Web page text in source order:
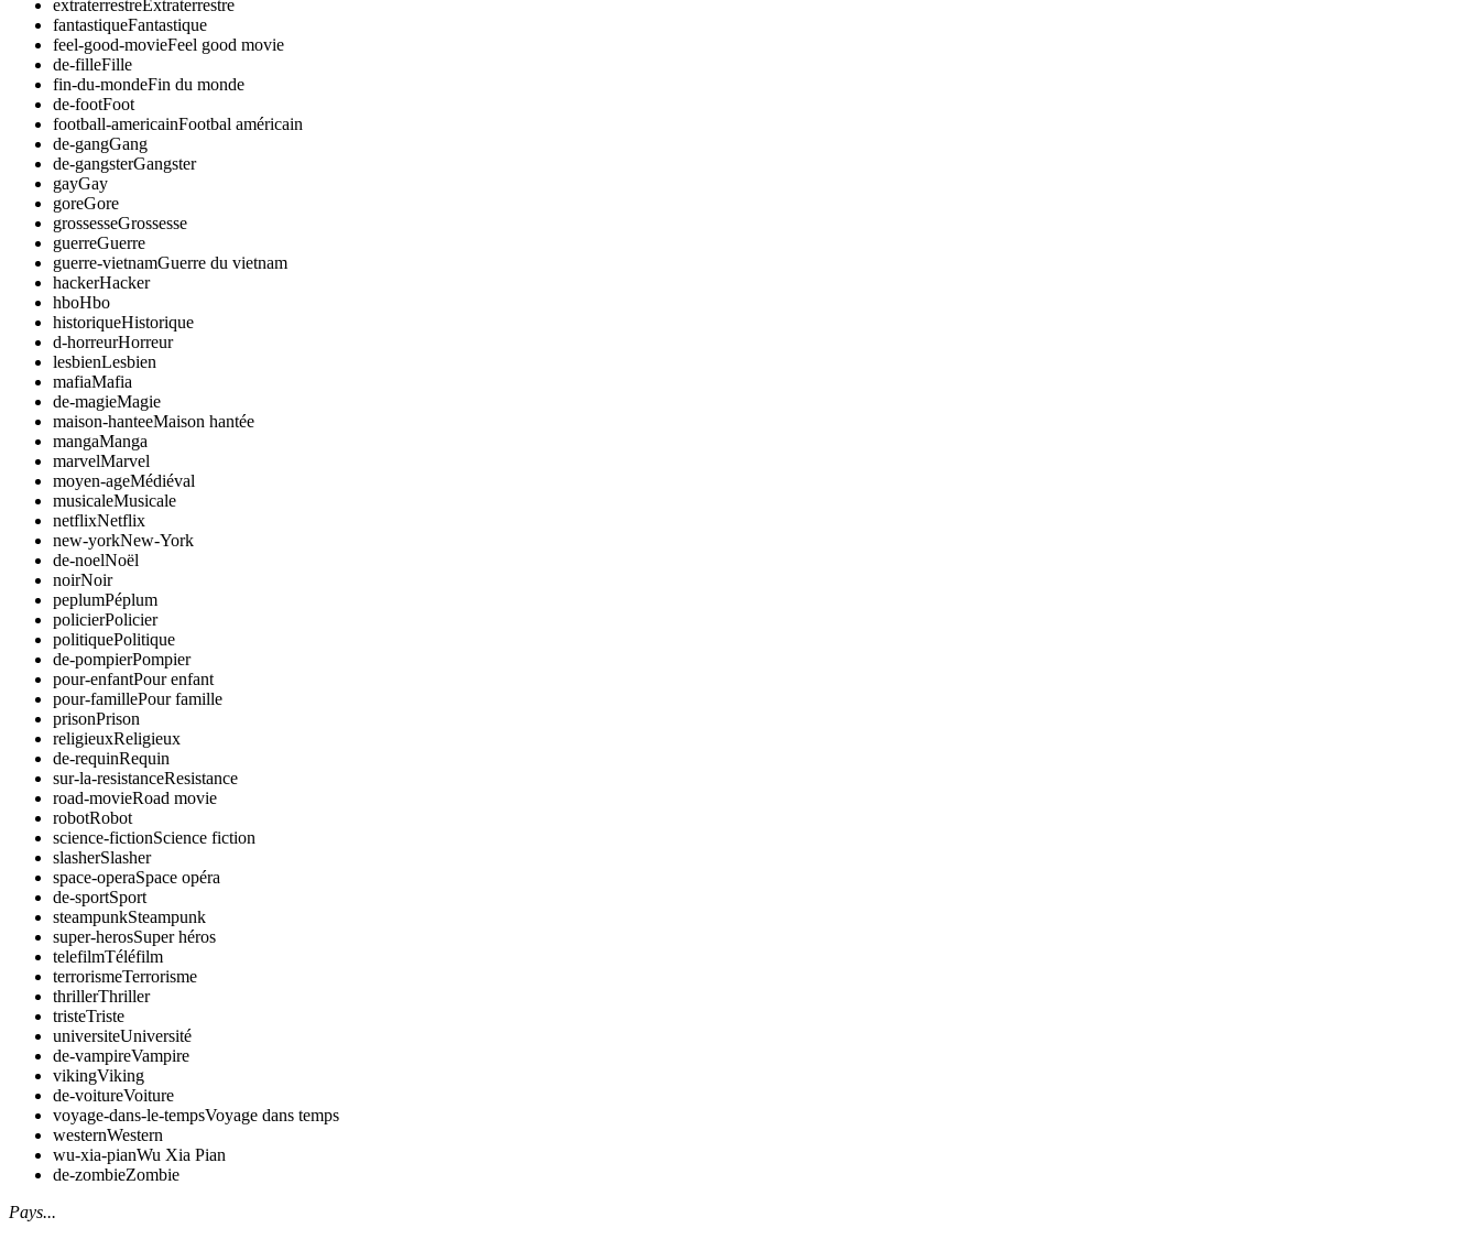
extraterrestreExtraterrestre
fantastiqueFantastique
feel-good-movieFeel good movie
de-filleFille
fin-du-mondeFin du monde
de-footFoot
football-americainFootbal américain
de-gangGang
de-gangsterGangster
gayGay
goreGore
grossesseGrossesse
guerreGuerre
guerre-vietnamGuerre du vietnam
hackerHacker
hboHbo
historiqueHistorique
d-horreurHorreur
lesbienLesbien
mafiaMafia
de-magieMagie
maison-hanteeMaison hantée
mangaManga
marvelMarvel
moyen-ageMédiéval
musicaleMusicale
netflixNetflix
new-yorkNew-York
de-noelNoël
noirNoir
peplumPéplum
policierPolicier
politiquePolitique
de-pompierPompier
pour-enfantPour enfant
pour-famillePour famille
prisonPrison
religieuxReligieux
de-requinRequin
sur-la-resistanceResistance
road-movieRoad movie
robotRobot
science-fictionScience fiction
slasherSlasher
space-operaSpace opéra
de-sportSport
steampunkSteampunk
super-herosSuper héros
telefilmTéléfilm
terrorismeTerrorisme
thrillerThriller
tristeTriste
universiteUniversité
de-vampireVampire
vikingViking
de-voitureVoiture
voyage-dans-le-tempsVoyage dans temps
westernWestern
wu-xia-pianWu Xia Pian
de-zombieZombie
Pays...